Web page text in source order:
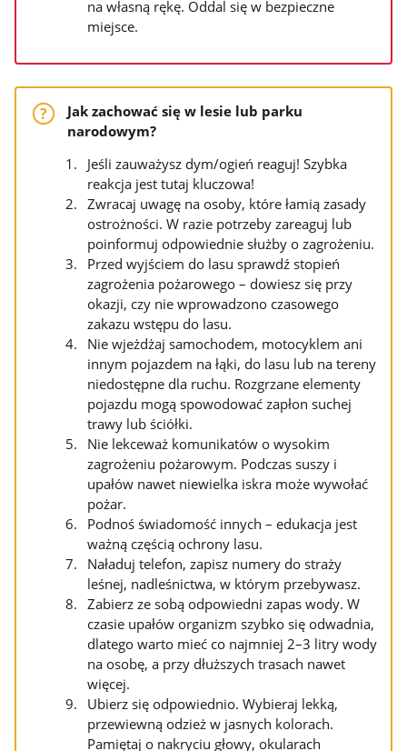
na własną rękę. Oddal się w bezpieczne
miejsce.
Jak zachować się w lesie lub parku
narodowym?
Jeśli zauważysz dym/ogień reaguj! Szybka
reakcja jest tutaj kluczowa!
Zwracaj uwagę na osoby, które łamią zasady
ostrożności. W razie potrzeby zareaguj lub
poinformuj odpowiednie służby o zagrożeniu.
Przed wyjściem do lasu sprawdź stopień
zagrożenia pożarowego – dowiesz się przy
okazji, czy nie wprowadzono czasowego
zakazu wstępu do lasu.
Nie wjeżdżaj samochodem, motocyklem ani
innym pojazdem na łąki, do lasu lub na tereny
niedostępne dla ruchu. Rozgrzane elementy
pojazdu mogą spowodować zapłon suchej
trawy lub ściółki.
Nie lekceważ komunikatów o wysokim
zagrożeniu pożarowym. Podczas suszy i
upałów nawet niewielka iskra może wywołać
pożar.
Podnoś świadomość innych – edukacja jest
ważną częścią ochrony lasu.
Naładuj telefon, zapisz numery do straży
leśnej, nadleśnictwa, w którym przebywasz.
Zabierz ze sobą odpowiedni zapas wody. W
czasie upałów organizm szybko się odwadnia,
dlatego warto mieć co najmniej 2–3 litry wody
na osobę, a przy dłuższych trasach nawet
więcej.
Ubierz się odpowiednio. Wybieraj lekką,
przewiewną odzież w jasnych kolorach.
Pamiętaj o nakryciu głowy, okularach